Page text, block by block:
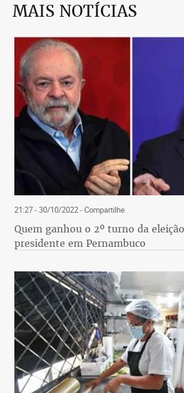
MAIS NOTÍCIAS
21:27 - 30/10/2022- Compartilhe
Quem ganhou o 2º turno da
presidente em Pernambuco